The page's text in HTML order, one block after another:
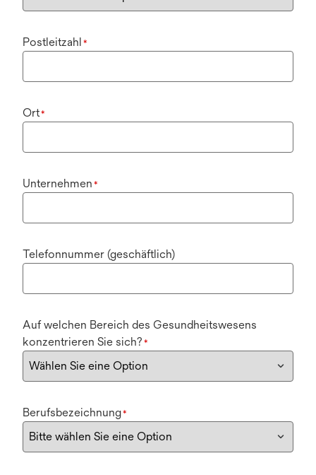
Postleitzahl *
Ort*
Unternehmen *
Telefonnummer (geschäftlich)
Auf welchen Bereich des Gesundheitswesens
konzentrieren Sie sich? *
Berufsbezeichnung*